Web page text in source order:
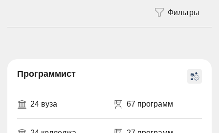
Программист
24 вуза 67 программ